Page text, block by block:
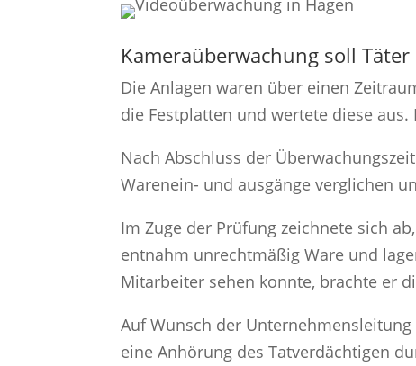
Kameraüberwachung soll
Die Anlagen waren über einen
die Festplatten und wertete diese
Nach Abschluss der
Warenein- und ausgänge verglichen
Im Zuge der Prüfung zeichnete sich
entnahm unrechtmäßig Ware und
Mitarbeiter sehen konnte, brachte er
Auf Wunsch der
eine Anhörung des Tatverdächtigen